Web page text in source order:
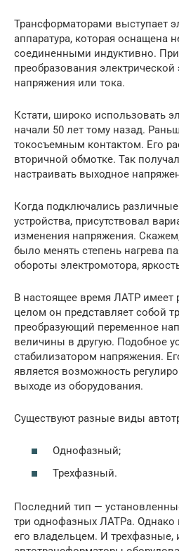
Трансформаторами выступает
аппаратура, которая оснащена
соединенными индуктивно.
преобразования
напряжения или тока.
Кстати, широко использовать
начали 50 лет тому назад.
токосъемным контактом. Его
вторичной обмотке. Так
настраивать выходное
Когда подключались
устройства, присутствовал
изменения напряжения.
было менять степень нагрева
обороты электромотора,
В настоящее время ЛАТР
целом он представляет собой
преобразующий переменное
величины в другую. Подобное
стабилизатором напряжения.
является возможность
выходе из оборудования.
Существуют разные виды
Однофазный;
Трехфазный.
Последний тип —
три однофазных ЛАТРа. Однако
его владельцем. И